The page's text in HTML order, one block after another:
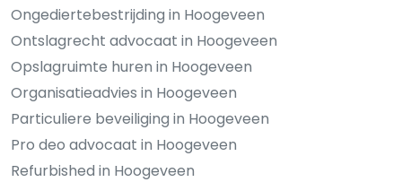
Ongediertebestrijding in Hoogeveen
Ontslagrecht advocaat in Hoogeveen
Opslagruimte huren in Hoogeveen
Organisatieadvies in Hoogeveen
Particuliere beveiliging in Hoogeveen
Pro deo advocaat in Hoogeveen
Refurbished in Hoogeveen